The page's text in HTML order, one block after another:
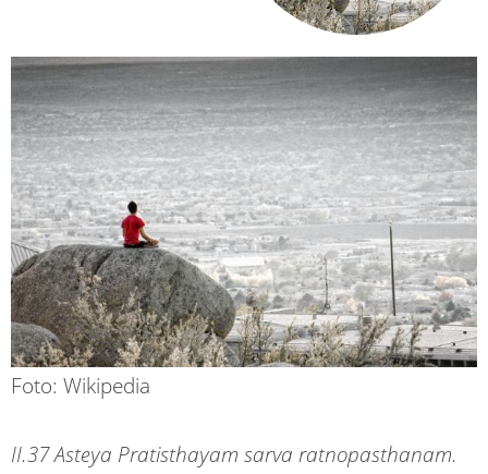
Foto: Wikipedia
II.37 Asteya Pratisthayam sarva ratnopasthanam.